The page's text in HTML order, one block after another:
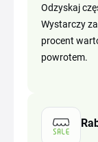
Odzyskaj
Wystarczy
procent
powrotem.